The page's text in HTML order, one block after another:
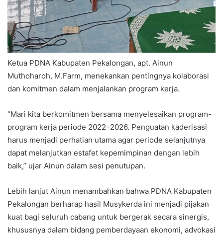
Ketua PDNA Kabupaten Pekalongan, apt. Ainun
Muthoharoh, M.Farm, menekankan pentingnya kolaborasi
dan komitmen dalam menjalankan program kerja.
“Mari kita berkomitmen bersama menyelesaikan program-
program kerja periode 2022–2026. Penguatan kaderisasi
harus menjadi perhatian utama agar periode selanjutnya
dapat melanjutkan estafet kepemimpinan dengan lebih
baik,” ujar Ainun dalam sesi penutupan.
Lebih lanjut Ainun menambahkan bahwa PDNA Kabupaten
Pekalongan berharap hasil Musykerda ini menjadi pijakan
kuat bagi seluruh cabang untuk bergerak secara sinergis,
khususnya dalam bidang pemberdayaan ekonomi, advokasi